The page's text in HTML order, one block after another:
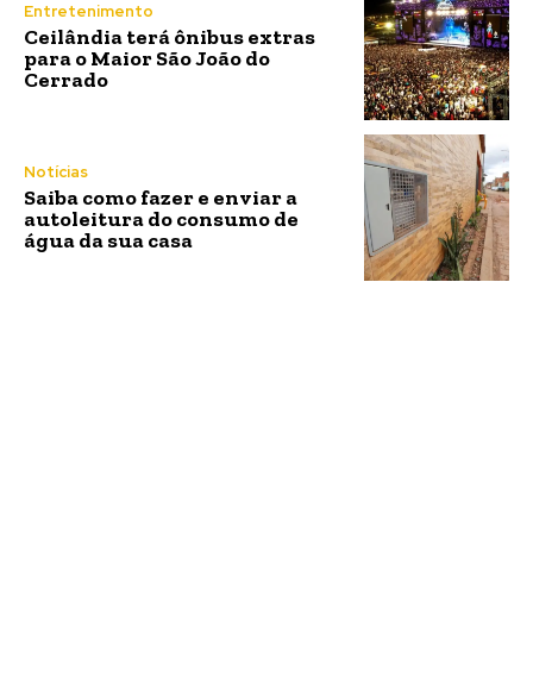
Entretenimento
Ceilândia terá ônibus extras
para o Maior São João do
Cerrado
Notícias
Saiba como fazer e enviar a
autoleitura do consumo de
água da sua casa